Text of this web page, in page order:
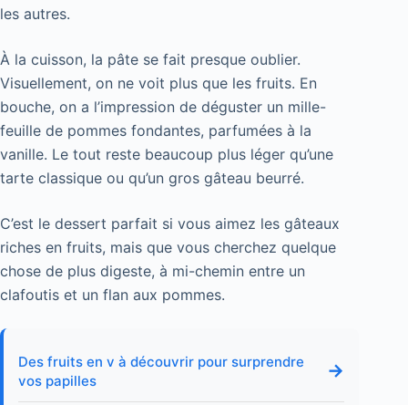
les autres.
À la cuisson, la pâte se fait presque oublier.
Visuellement, on ne voit plus que les fruits. En
bouche, on a l’impression de déguster un mille-
feuille de pommes fondantes, parfumées à la
vanille. Le tout reste beaucoup plus léger qu’une
tarte classique ou qu’un gros gâteau beurré.
C’est le dessert parfait si vous aimez les gâteaux
riches en fruits, mais que vous cherchez quelque
chose de plus digeste, à mi-chemin entre un
clafoutis et un flan aux pommes.
Des fruits en v à découvrir pour surprendre
vos papilles
→